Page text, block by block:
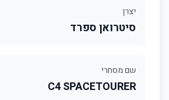
יצרן
סיטרואן ספרד
שם מסחרי
C4 SPACETOURER